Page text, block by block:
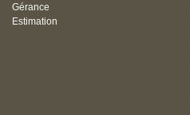
Gérance
Estimation